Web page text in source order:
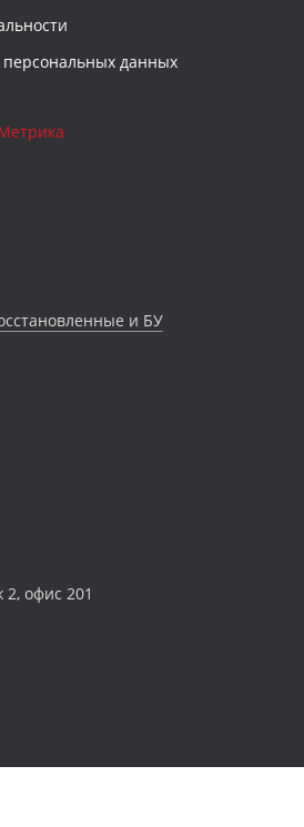
персональных данных
и БУ
офис 201